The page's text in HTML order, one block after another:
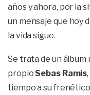
años y ahora, por la
un mensaje que hoy
la vida sigue.
Se trata de un álbum
propioSebas Ramis
tiempo a su